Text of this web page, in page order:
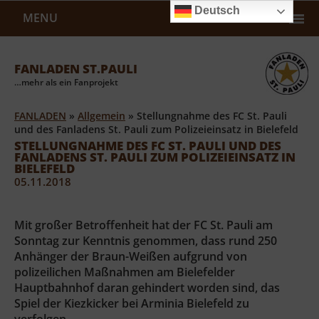
MENU
FANLADEN ST.PAULI
…mehr als ein Fanprojekt
FANLADEN » Allgemein » Stellungnahme des FC St. Pauli
und des Fanladens St. Pauli zum Polizeieinsatz in Bielefeld
STELLUNGNAHME DES FC ST. PAULI UND DES
FANLADENS ST. PAULI ZUM POLIZEIEINSATZ IN
BIELEFELD
05.11.2018
Mit großer Betroffenheit hat der FC St. Pauli am
Sonntag zur Kenntnis genommen, dass rund 250
Anhänger der Braun-Weißen aufgrund von
polizeilichen Maßnahmen am Bielefelder
Hauptbahnhof daran gehindert worden sind, das
Spiel der Kiezkicker bei Arminia Bielefeld zu
Deutsch